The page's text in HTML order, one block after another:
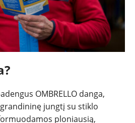
OMBRELLO danga,
jungtį su stiklo
ploniausią,